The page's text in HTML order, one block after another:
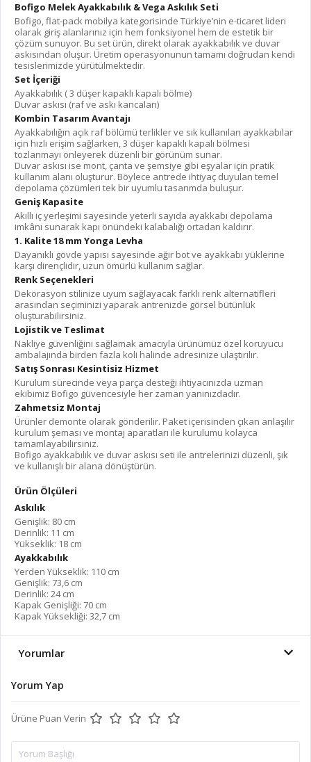
Bofigo Melek Ayakkabılık & Vega Askılık Seti
Bofigo, flat-pack mobilya kategorisinde Türkiye’nin e-ticaret lideri
olarak giriş alanlarınız için hem fonksiyonel hem de estetik bir
çözüm sunuyor. Bu set ürün, direkt olarak ayakkabılık ve duvar
askısından oluşur. Üretim operasyonunun tamamı doğrudan kendi
tesislerimizde yürütülmektedir.
Set İçeriği
Ayakkabılık ( 3 düşer kapaklı kapalı bölme)
Duvar askısı (raf ve askı kancaları)
Kombin Tasarım Avantajı
Ayakkabılığın açık raf bölümü terlikler ve sık kullanılan ayakkabılar
için hızlı erişim sağlarken, 3 düşer kapaklı kapalı bölmesi
tozlanmayı önleyerek düzenli bir görünüm sunar.
Duvar askısı ise mont, çanta ve şemsiye gibi eşyalar için pratik
kullanım alanı oluşturur. Böylece antrede ihtiyaç duyulan temel
depolama çözümleri tek bir uyumlu tasarımda buluşur.
Geniş Kapasite
Akıllı iç yerleşimi sayesinde yeterli sayıda ayakkabı depolama
imkânı sunarak kapı önündeki kalabalığı ortadan kaldırır.
1. Kalite 18 mm Yonga Levha
Dayanıklı gövde yapısı sayesinde ağır bot ve ayakkabı yüklerine
karşı dirençlidir, uzun ömürlü kullanım sağlar.
Renk Seçenekleri
Dekorasyon stilinize uyum sağlayacak farklı renk alternatifleri
arasından seçiminizi yaparak antrenizde görsel bütünlük
oluşturabilirsiniz.
Lojistik ve Teslimat
Nakliye güvenliğini sağlamak amacıyla ürünümüz özel koruyucu
ambalajında birden fazla koli halinde adresinize ulaştırılır.
Satış Sonrası Kesintisiz Hizmet
Kurulum sürecinde veya parça desteği ihtiyacınızda uzman
ekibimiz Bofigo güvencesiyle her zaman yanınızdadır.
Zahmetsiz Montaj
Ürünler demonte olarak gönderilir. Paket içerisinden çıkan anlaşılır
kurulum şeması ve montaj aparatları ile kurulumu kolayca
tamamlayabilirsiniz.
Bofigo ayakkabılık ve duvar askısı seti ile antrelerinizi düzenli, şık
ve kullanışlı bir alana dönüştürün.
Ürün Ölçüleri
Askılık
Genişlik: 80 cm
Derinlik: 11 cm
Yükseklik: 18 cm
Ayakkabılık
Yerden Yükseklik: 110 cm
Genişlik: 73,6 cm
Derinlik: 24 cm
Kapak Genişliği: 70 cm
Kapak Yüksekliği: 32,7 cm
Yorumlar
Yorum Yap
Ürüne Puan Verin